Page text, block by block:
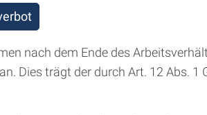
nach dem Ende des
Dies trägt der durch Art. 12 Abs. 1